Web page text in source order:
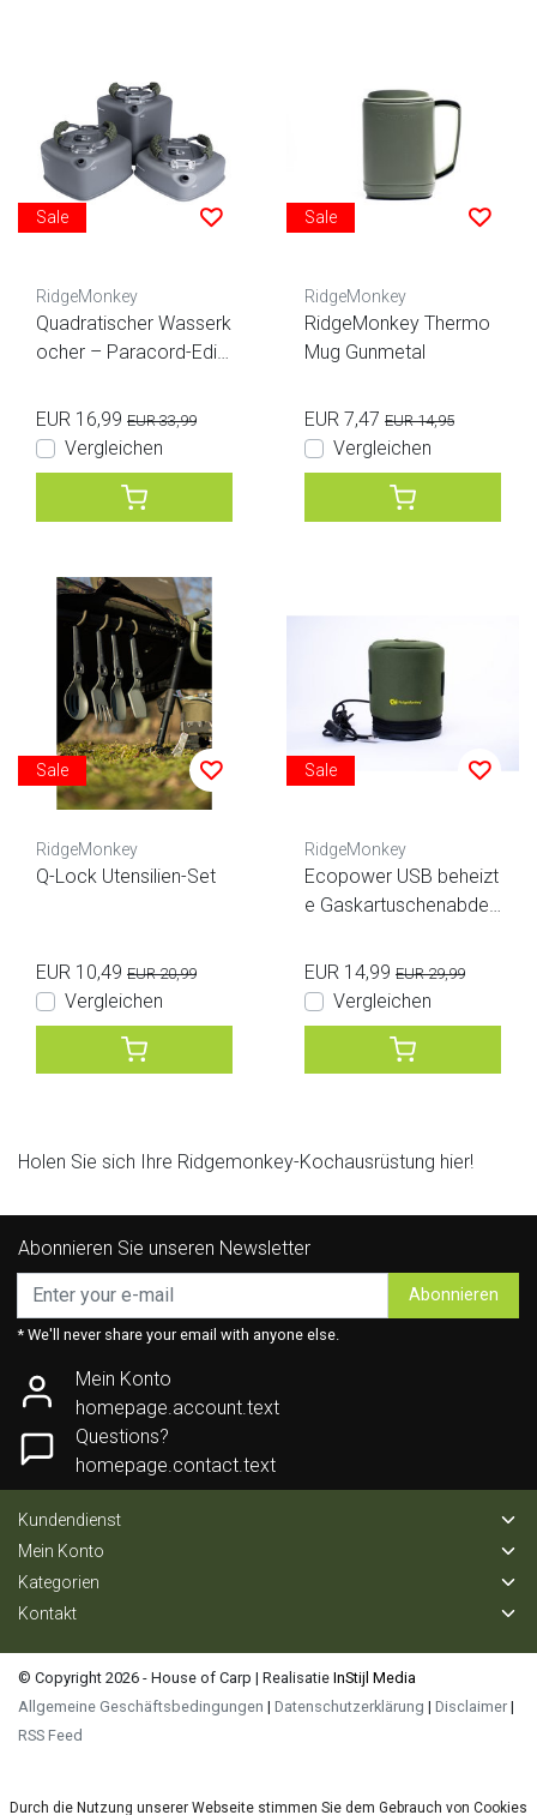
Sale
RidgeMonkey
Quadratischer Wasserk
ocher – Paracord-Editi
EUR 16,99 EUR 33,99
Vergleichen
Sale
RidgeMonkey
RidgeMonkey Thermo
Mug Gunmetal
EUR 7,47 EUR 14,95
Vergleichen
Sale
RidgeMonkey
Q-Lock Utensilien-Set
EUR 10,49 EUR 20,99
Vergleichen
Sale
RidgeMonkey
Ecopower USB beheizt
e Gaskartuschenabdec
EUR 14,99 EUR 29,99
Vergleichen
Holen Sie sich Ihre Ridgemonkey-Kochausrüstung hier!
Abonnieren Sie unseren Newsletter
Abonnieren
* We'll never share your email with anyone else.
Mein Konto
homepage.account.text
Questions?
homepage.contact.text
Kundendienst
Mein Konto
Kategorien
Kontakt
© Copyright 2026 - House of Carp | Realisatie InStijl Media
Allgemeine Geschäftsbedingungen | Datenschutzerklärung | Disclaimer |
RSS Feed
Durch die Nutzung unserer Webseite stimmen Sie dem Gebrauch von Cookies